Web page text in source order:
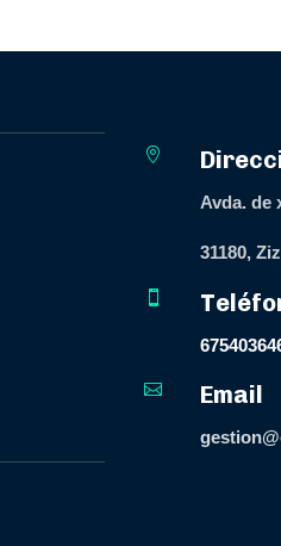

Avda. de
31180,

 Email